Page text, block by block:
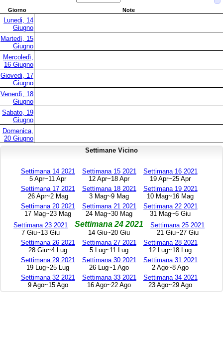
Giorno Note
Lunedi, 14
Giugno
Martedì, 15
Giugno
Mercoledì,
16 Giugno
Giovedi, 17
Giugno
Venerdì, 18
Giugno
Sabato, 19
Giugno
Domenica,
20 Giugno
Settimane Vicino
Settimana 14 2021
5 Apr~11 Apr
Settimana 15 2021
12 Apr~18 Apr
Settimana 16 2021
19 Apr~25 Apr
Settimana 17 2021
26 Apr~2 Mag
Settimana 18 2021
3 Mag~9 Mag
Settimana 19 2021
10 Mag~16 Mag
Settimana 20 2021
17 Mag~23 Mag
Settimana 21 2021
24 Mag~30 Mag
Settimana 22 2021
31 Mag~6 Giu
Settimana 23 2021
7 Giu~13 Giu
Settimana 24 2021
14 Giu~20 Giu
Settimana 25 2021
21 Giu~27 Giu
Settimana 26 2021
28 Giu~4 Lug
Settimana 27 2021
5 Lug~11 Lug
Settimana 28 2021
12 Lug~18 Lug
Settimana 29 2021
19 Lug~25 Lug
Settimana 30 2021
26 Lug~1 Ago
Settimana 31 2021
2 Ago~8 Ago
Settimana 32 2021
9 Ago~15 Ago
Settimana 33 2021
16 Ago~22 Ago
Settimana 34 2021
23 Ago~29 Ago